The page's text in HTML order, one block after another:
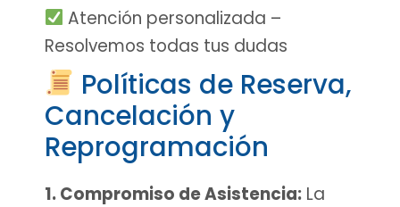
Atención personalizada –
Resolvemos todas tus dudas
Políticas de Reserva,
Cancelación y
Reprogramación
1. Compromiso de Asistencia: La